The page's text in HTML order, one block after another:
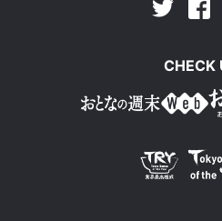
Twitter
CHECK